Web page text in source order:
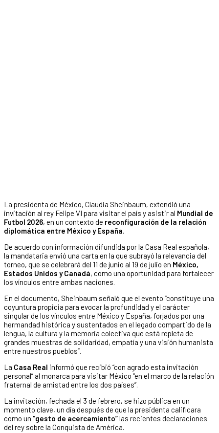
La presidenta de México, Claudia Sheinbaum, extendió una
invitación al rey Felipe VI para visitar el país y asistir al Mundial de
Futbol 2026, en un contexto de reconfiguración de la relación
diplomática entre México y España.
De acuerdo con información difundida por la Casa Real española,
la mandataria envió una carta en la que subrayó la relevancia del
torneo, que se celebrará del 11 de junio al 19 de julio en México,
Estados Unidos y Canadá, como una oportunidad para fortalecer
los vínculos entre ambas naciones.
En el documento, Sheinbaum señaló que el evento “constituye una
coyuntura propicia para evocar la profundidad y el carácter
singular de los vínculos entre México y España, forjados por una
hermandad histórica y sustentados en el legado compartido de la
lengua, la cultura y la memoria colectiva que está repleta de
grandes muestras de solidaridad, empatía y una visión humanista
entre nuestros pueblos”.
La Casa Real informó que recibió “con agrado esta invitación
personal” al monarca para visitar México “en el marco de la relación
fraternal de amistad entre los dos países”.
La invitación, fechada el 3 de febrero, se hizo pública en un
momento clave, un día después de que la presidenta calificara
como un “gesto de acercamiento”las recientes declaraciones
del rey sobre la Conquista de América.